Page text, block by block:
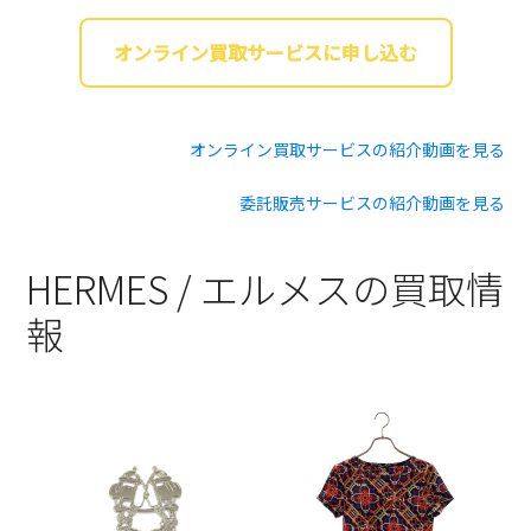
オンライン買取サービスに申し込む
オンライン買取サービスの紹介動画を見る
委託販売サービスの紹介動画を見る
HERMES / エルメスの買取情
報